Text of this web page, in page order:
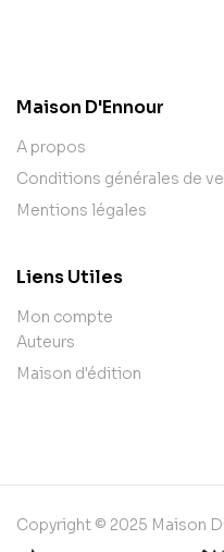
Maison D'Ennour
A propos
Conditions générales de
Mentions légales
Liens Utiles
Mon compte
Auteurs
Maison d'édition
Copyright © 2025 Maison